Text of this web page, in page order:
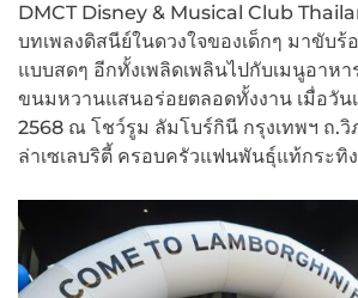
DMCT Disney & Musical Club
บทเพลงดิสนีย์ในดวงใจของเด็กๆ มาขับ
แบบสดๆ อีกทั้งเพลิดเพลินไปกับเมนูอาหา
ขนมหวานแสนอร่อยตลอดทั้งงาน เมื่อวัน
2568 ณ โชว์รูม ลัมโบร์กินี กรุงเทพฯ ถ.วิ
ล่าเซเลบริตี้ ครอบครัวแฟนพันธุ์แท้กระทิ